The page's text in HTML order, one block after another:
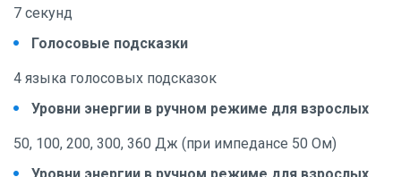
7 секунд
Голосовые подсказки
4 языка голосовых подсказок
Уровни энергии в ручном режиме для взрослых
50, 100, 200, 300, 360 Дж (при импедансе 50 Ом)